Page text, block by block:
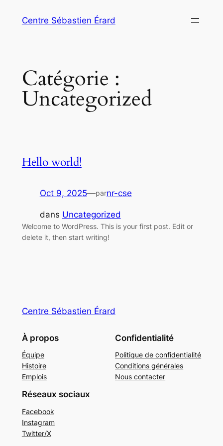
Centre Sébastien Érard
Catégorie :
Uncategorized
Hello world!
Oct 9, 2025—parnr-cse
dans Uncategorized
Welcome to WordPress. This is your first post. Edit or
delete it, then start writing!
Centre Sébastien Érard
À propos
Équipe
Histoire
Emplois
Confidentialité
Politique de confidentialité
Conditions générales
Nous contacter
Réseaux sociaux
Facebook
Instagram
Twitter/X